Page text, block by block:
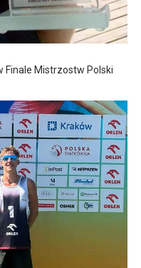
Finale Mistrzostw Polski